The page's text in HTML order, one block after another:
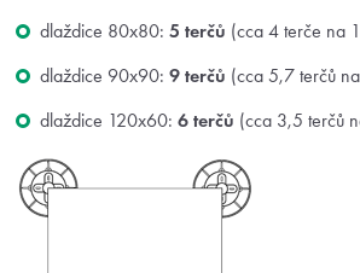
dlaždice 80x80: 5 terčů (cca 4 terče na
dlaždice 90x90: 9 terčů (cca 5,7 terčů
dlaždice 120x60: 6 terčů (cca 3,5 terčů